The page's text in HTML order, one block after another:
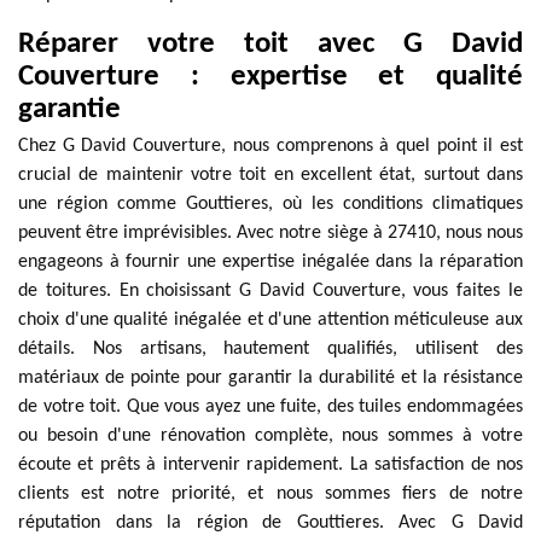
Réparer votre toit avec G David
Couverture : expertise et qualité
garantie
Chez G David Couverture, nous comprenons à quel point il est
crucial de maintenir votre toit en excellent état, surtout dans
une région comme Gouttieres, où les conditions climatiques
peuvent être imprévisibles. Avec notre siège à 27410, nous nous
engageons à fournir une expertise inégalée dans la réparation
de toitures. En choisissant G David Couverture, vous faites le
choix d'une qualité inégalée et d'une attention méticuleuse aux
détails. Nos artisans, hautement qualifiés, utilisent des
matériaux de pointe pour garantir la durabilité et la résistance
de votre toit. Que vous ayez une fuite, des tuiles endommagées
ou besoin d'une rénovation complète, nous sommes à votre
écoute et prêts à intervenir rapidement. La satisfaction de nos
clients est notre priorité, et nous sommes fiers de notre
réputation dans la région de Gouttieres. Avec G David